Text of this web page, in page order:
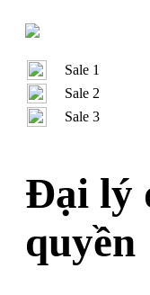
Sale 1
Sale 2
Sale 3
Đại lý
quyền